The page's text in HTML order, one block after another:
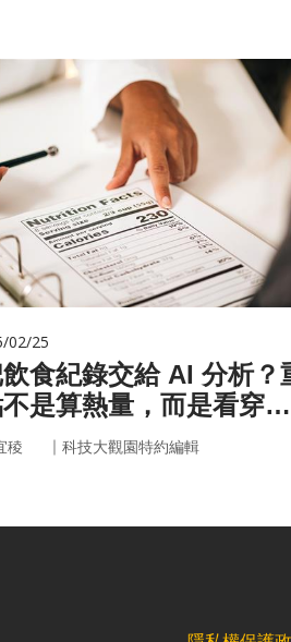
02/25
食紀錄交給 AI 分析？
是算熱量，而是看穿你
飲食習慣」
稜 ｜ 科技大觀園特約編輯